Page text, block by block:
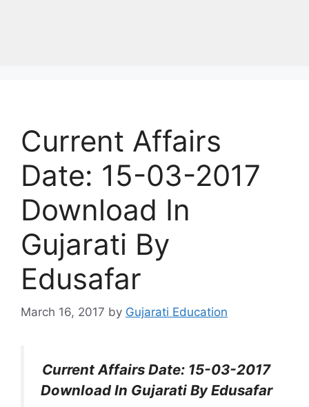
Current Affairs
Date: 15-03-2017
Download In
Gujarati By
Edusafar
March 16, 2017 by Gujarati Education
Current Affairs Date: 15-03-2017
Download In Gujarati By Edusafar